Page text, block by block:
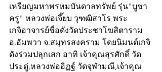
เหรียญมหาพรหมบันดาลทรัพย์ รุ่น"บูชา
ครู" หลวงพ่อเจี๊ยบ วุฑฒิสาโร พระ
เกจิอาจารย์ชื่อดังวัดประชาโฆสิตาราม
อ.อัมพวา จ.สมุทรสงคราม โดยนิมนต์เกจิ
ดังร่วมปลุกเสก อาทิ เจ้าคุณสุรศักดิ์ วัด
ประดู่,หลวงพ่ออิฏฐ์ วัดจุฬามณี,เจ้าคุณ